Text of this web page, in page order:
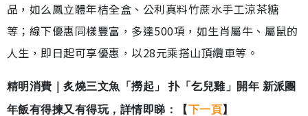
品，如么鳳立體年桔全盒、公利真料竹蔗水手工涼茶糖
等；線下優惠同樣豐富，多達500項，如生肖屬牛、屬鼠的
人生，即日起可享優惠，以28元乘搭山頂纜車等。
精明消費｜炙燒三文魚「撈起」 扑「乞兒雞」開年 新派團
年飯有得揀又有得玩，詳情即睇：【下一頁】